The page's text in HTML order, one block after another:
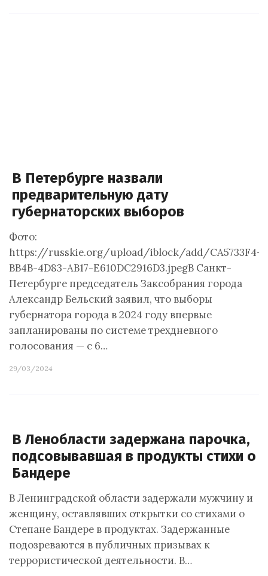
В Петербурге назвали
предварительную дату
губернаторских выборов
Фото:
https://russkie.org/upload/iblock/add/CA5733F4-
BB4B-4D83-AB17-E610DC2916D3.jpegВ Санкт-
Петербурге председатель Заксобрания города
Александр Бельский заявил, что выборы
губернатора города в 2024 году впервые
запланированы по системе трехдневного
голосования — с 6…
29/03/2024
В Ленобласти задержана парочка,
подсовывавшая в продукты стихи о
Бандере
В Ленинградской области задержали мужчину и
женщину, оставлявших открытки со стихами о
Степане Бандере в продуктах. Задержанные
подозреваются в публичных призывах к
террористической деятельности. В…